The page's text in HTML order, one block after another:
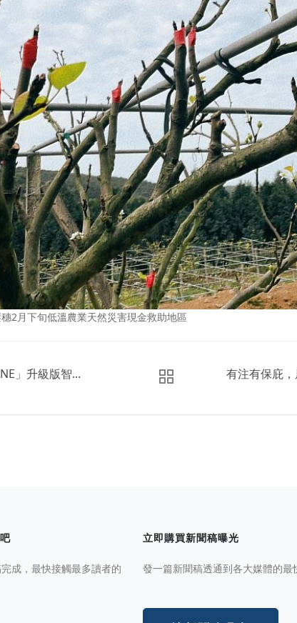
2月下旬低溫農業天然災害現金救助地區
」升級版智...
有注有保庇
成，最快接觸最多讀者的
立即購買新聞稿曝光
發一篇新聞稿透通到各大媒體的最